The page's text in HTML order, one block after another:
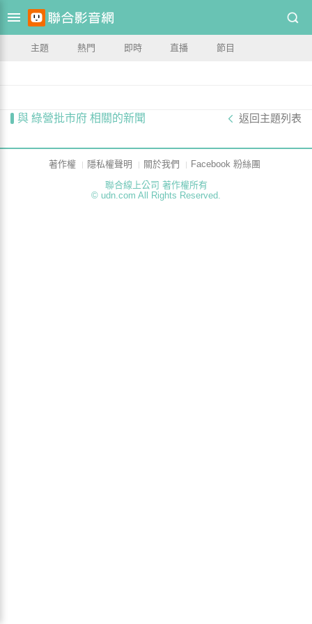
主題 熱門 即時 直播 節目
與 綠營批市府 相關的新聞 返回主題列表
著作權 隱私權聲明 關於我們
Facebook 粉絲團
聯合線上公司 著作權所有
© udn.com All Rights Reserved.